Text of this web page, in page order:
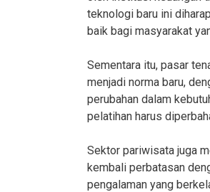
teknologi baru ini
baik bagi masyarakat
Sementara itu, pasar
menjadi norma baru,
perubahan dalam
pelatihan harus
Sektor pariwisata juga
kembali perbatasan
pengalaman yang